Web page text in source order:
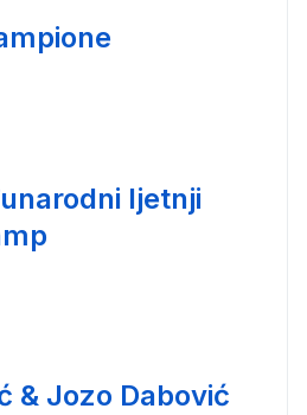
ljetnji
& Jozo Dabović